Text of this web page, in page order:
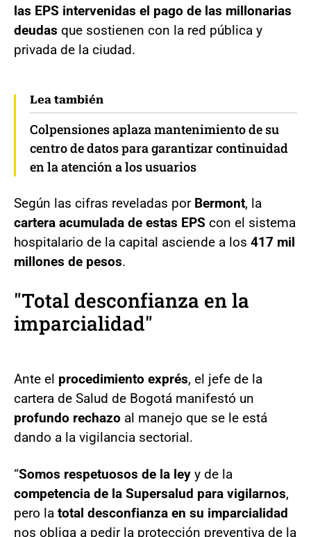
las EPS intervenidas el pago de las millonarias
deudas que sostienen con la red pública y
privada de la ciudad.
Lea también
Colpensiones aplaza mantenimiento de su
centro de datos para garantizar continuidad
en la atención a los usuarios
Según las cifras reveladas por Bermont, la
cartera acumulada de estas EPS con el sistema
hospitalario de la capital asciende a los 417 mil
millones de pesos.
"Total desconfianza en la
imparcialidad"
Ante el procedimiento exprés, el jefe de la
cartera de Salud de Bogotá manifestó un
profundo rechazo al manejo que se le está
dando a la vigilancia sectorial.
“Somos respetuosos de la ley y de la
competencia de la Supersalud para vigilarnos,
pero la total desconfianza en su imparcialidad
nos obliga a pedir la protección preventiva de la